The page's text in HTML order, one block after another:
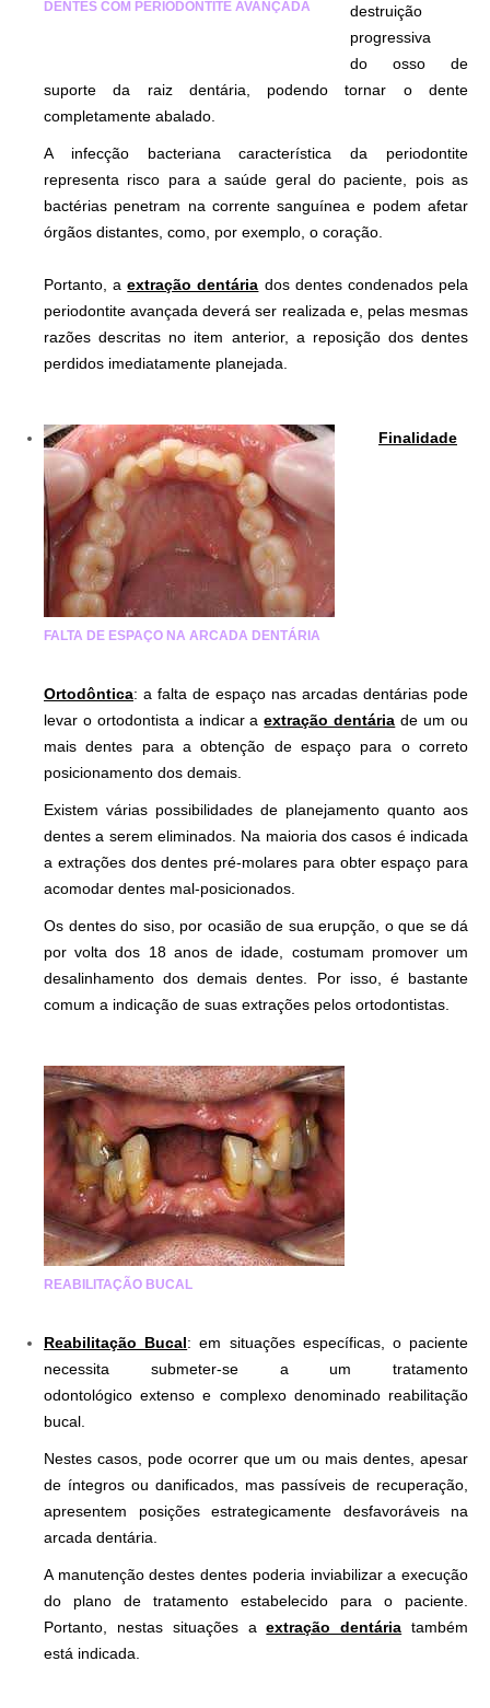
DENTES COM PERIODONTITE AVANÇADA
destruição
progressiva
do osso de
suporte da raiz dentária, podendo tornar o dente
completamente abalado.
A infecção bacteriana característica da periodontite
representa risco para a saúde geral do paciente, pois as
bactérias penetram na corrente sanguínea e podem afetar
órgãos distantes, como, por exemplo, o coração.
Portanto, aextração dentária dos dentes condenados pela
periodontite avançada deverá ser realizada e, pelas mesmas
razões descritas no item anterior, a reposição dos dentes
perdidos imediatamente planejada.
FALTA DE ESPAÇO NA ARCADA DENTÁRIA
Finalidade
Ortodôntica: a falta de espaço nas arcadas dentárias pode
levar o ortodontista a indicar aextração dentária de um ou
mais dentes para a obtenção de espaço para o correto
posicionamento dos demais.
Existem várias possibilidades de planejamento quanto aos
dentes a serem eliminados. Na maioria dos casos é indicada
a extrações dos dentes pré-molares para obter espaço para
acomodar dentes mal-posicionados.
Os dentes do siso, por ocasião de sua erupção, o que se dá
por volta dos 18 anos de idade, costumam promover um
desalinhamento dos demais dentes. Por isso, é bastante
comum a indicação de suas extrações pelos ortodontistas.
REABILITAÇÃO BUCAL
Reabilitação Bucal: em situações específicas, o paciente
necessita submeter-se a um tratamento
odontológico extenso e complexo denominado reabilitação
bucal.
Nestes casos, pode ocorrer que um ou mais dentes, apesar
de íntegros ou danificados, mas passíveis de recuperação,
apresentem posições estrategicamente desfavoráveis na
arcada dentária.
A manutenção destes dentes poderia inviabilizar a execução
do plano de tratamento estabelecido para o paciente.
Portanto, nestas situações aextração dentária também
está indicada.